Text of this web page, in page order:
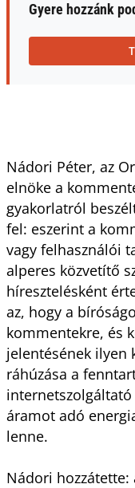
Gyere hozzánk
Nádori Péter, az
elnöke a
gyakorlatról
fel: eszerint a
vagy felhasználói
alperes közvetítő
híresztelésként
az, hogy a
kommentekre, és
jelentésének ilyen
ráhúzása a
áramot adó
lenne.
Nádori